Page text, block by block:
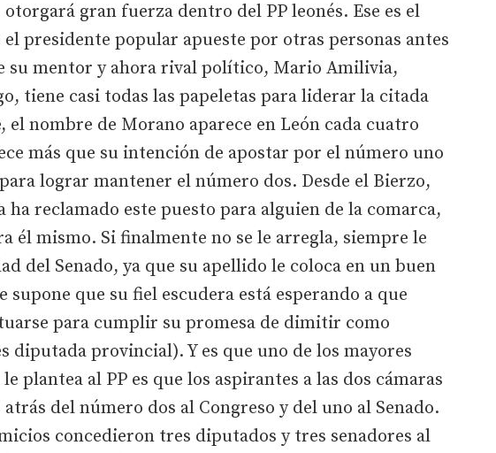
gran fuerza dentro del PP leonés. Ese es el
presidente popular apueste por otras personas antes
su mentor y ahora rival político, Mario Amilivia,
tiene casi todas las papeletas para liderar la citada
el nombre de Morano aparece en León cada cuatro
más que su intención de apostar por el número uno
lograr mantener el número dos. Desde el Bierzo,
ha reclamado este puesto para alguien de la comarca,
él mismo. Si finalmente no se le arregla, siempre le
del Senado, ya que su apellido le coloca en un buen
supone que su fiel escudera está esperando a que
para cumplir su promesa de dimitir como
diputada provincial). Y es que uno de los mayores
plantea al PP es que los aspirantes a las dos cámaras
del número dos al Congreso y del uno al Senado.
concedieron tres diputados y tres senadores al